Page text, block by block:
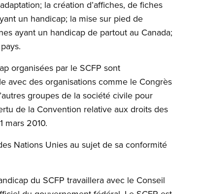
la création d’affiches, de fiches
un handicap; la mise sur pied de
ayant un handicap de partout au Canada;
organisées par le SCFP sont
avec des organisations comme le Congrès
groupes de la société civile pour
de la Convention relative aux droits des
mars 2010.
Nations Unies au sujet de sa conformité
du SCFP travaillera avec le Conseil